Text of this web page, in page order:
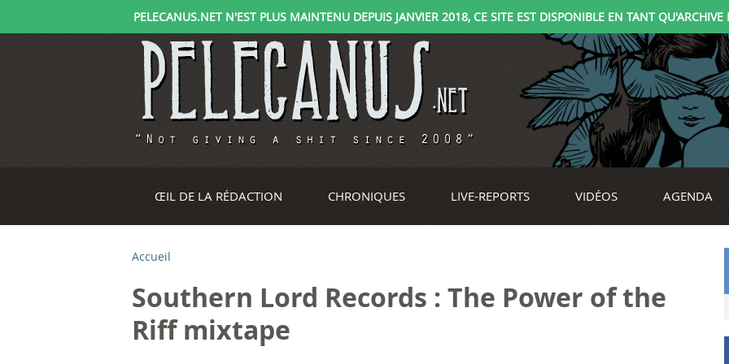
PELECANUS.NET N'EST PLUS MAINTENU DEPUIS JANVIER 2018, CE SITE EST DISPONIBLE EN TANT
ŒIL DE LA RÉDACTION CHRONIQUES LIVE-REPORTS VIDÉOS AGENDA
V
o
u
Accueil
Southern Lord Records : The Power of the
Riff mixtape